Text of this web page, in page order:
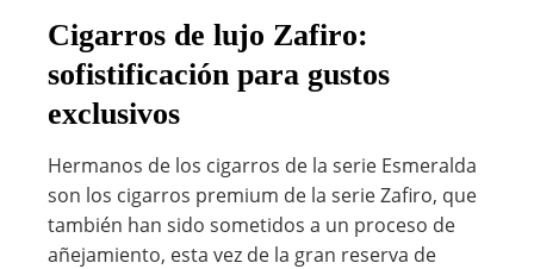
Cigarros de lujo Zafiro:
sofistificación para gustos
exclusivos
Hermanos de los cigarros de la serie Esmeralda
son los cigarros premium de la serie Zafiro, que
también han sido sometidos a un proceso de
añejamiento, esta vez de la gran reserva de